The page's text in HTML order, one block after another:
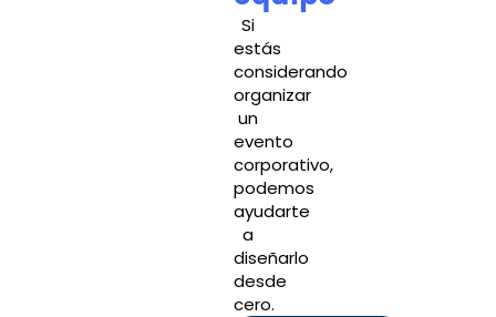
Si
estás
considerando
organizar
un
evento
corporativo,
podemos
ayudarte
a
diseñarlo
desde
cero.